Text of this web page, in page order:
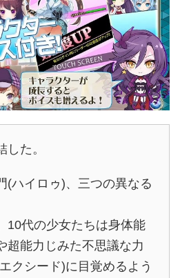
た。
(ハイロゥ)、三つの異なる
10代の少女たちは身体能
超能力じみた不思議な力
クシード)に目覚めるよう